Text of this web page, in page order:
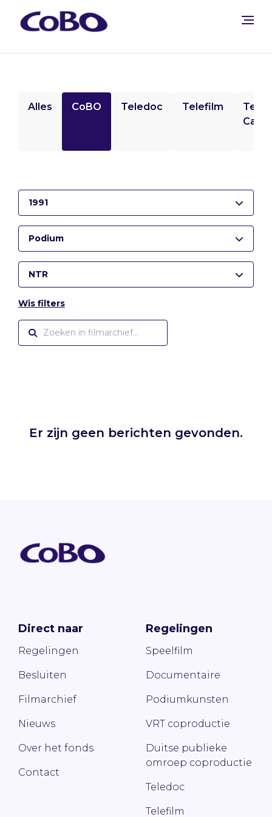
Alles CoBO Teledoc Telefilm
1991
Podium
NTR
Wis filters
Er zijn geen berichten gevonden.
Direct naar
Regelingen
Besluiten
Filmarchief
Nieuws
Over het fonds
Contact
Regelingen
Speelfilm
Documentaire
Podiumkunsten
VRT coproductie
Duitse publieke
omroep coproductie
Teledoc
Telefilm